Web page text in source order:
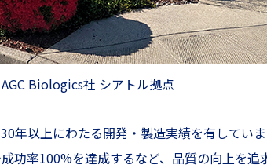
AGC Biologics社 シアトル拠点
年以上にわたる開発・製造実績を有してい
功率100%を達成するなど、品質の向上を